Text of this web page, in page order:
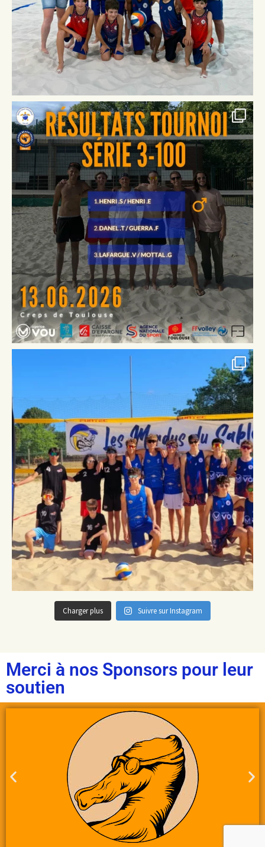
Charger plus Suivre sur Instagram
Merci à nos Sponsors pour leur
soutien